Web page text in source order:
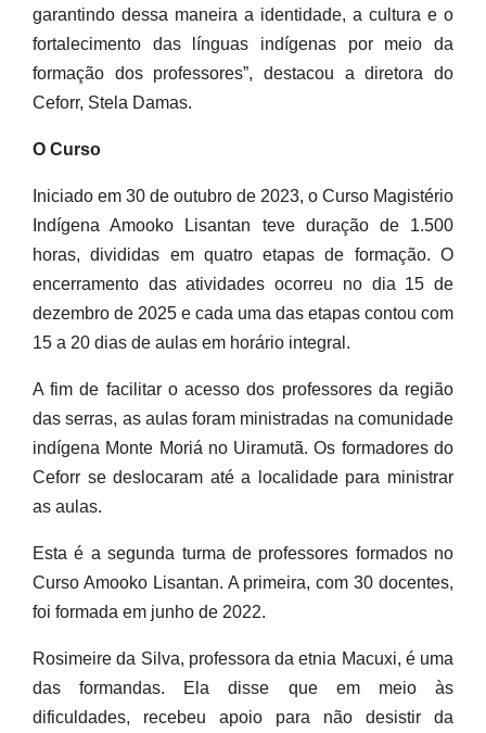
garantindo dessa maneira a identidade, a cultura e o
fortalecimento das línguas indígenas por meio da
formação dos professores”, destacou a diretora do
Ceforr, Stela Damas.
O Curso
Iniciado em 30 de outubro de 2023, o Curso Magistério
Indígena Amooko Lisantan teve duração de 1.500
horas, divididas em quatro etapas de formação. O
encerramento das atividades ocorreu no dia 15 de
dezembro de 2025 e cada uma das etapas contou com
15 a 20 dias de aulas em horário integral.
A fim de facilitar o acesso dos professores da região
das serras, as aulas foram ministradas na comunidade
indígena Monte Moriá no Uiramutã. Os formadores do
Ceforr se deslocaram até a localidade para ministrar
as aulas.
Esta é a segunda turma de professores formados no
Curso Amooko Lisantan. A primeira, com 30 docentes,
foi formada em junho de 2022.
Rosimeire da Silva, professora da etnia Macuxi, é uma
das formandas. Ela disse que em meio às
dificuldades, recebeu apoio para não desistir da